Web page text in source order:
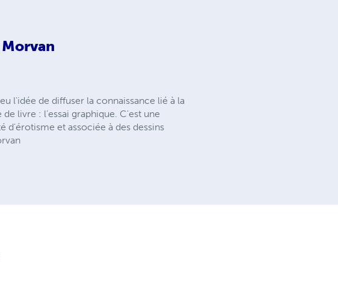
l'idée de diffuser la connaissance lié à la
livre : l’essai graphique. C'est une
d'érotisme et associée à des dessins